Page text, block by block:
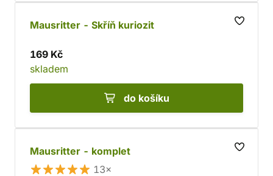
Mausritter - Skříň kuriozit
169 Kč
skladem
do košíku
Mausritter - komplet
13×